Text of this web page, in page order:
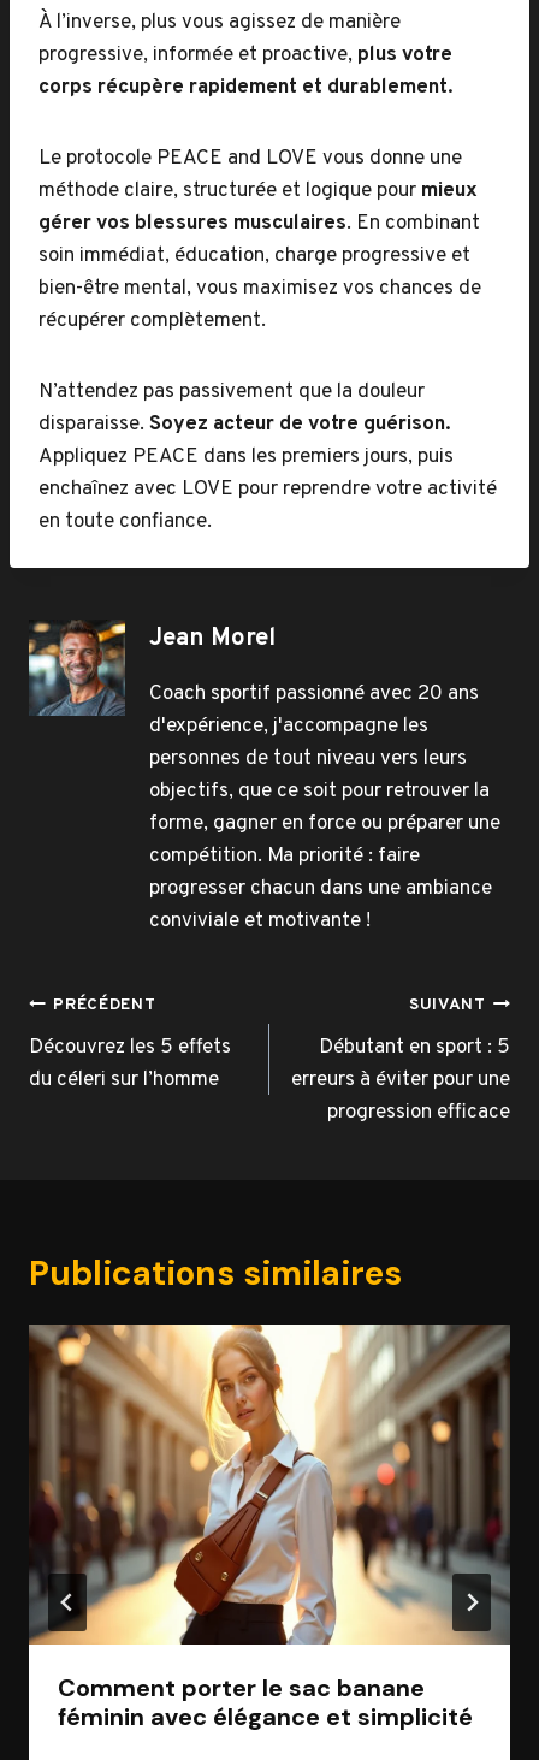
À l’inverse, plus vous agissez de manière
progressive, informée et proactive, plus votre
corps récupère rapidement et durablement.
Le protocole PEACE and LOVE vous donne une
méthode claire, structurée et logique pour mieux
gérer vos blessures musculaires. En combinant
soin immédiat, éducation, charge progressive et
bien-être mental, vous maximisez vos chances de
récupérer complètement.
N’attendez pas passivement que la douleur
disparaisse. Soyez acteur de votre guérison.
Appliquez PEACE dans les premiers jours, puis
enchaînez avec LOVE pour reprendre votre activité
en toute confiance.
Jean Morel
Coach sportif passionné avec 20 ans
d'expérience, j'accompagne les
personnes de tout niveau vers leurs
objectifs, que ce soit pour retrouver la
forme, gagner en force ou préparer une
compétition. Ma priorité : faire
progresser chacun dans une ambiance
conviviale et motivante !
Navigation
de
l’article
PRÉCÉDENT
Découvrez les 5 effets
du céleri sur l’homme
SUIVANT
Débutant en sport : 5
erreurs à éviter pour une
progression efficace
Publications similaires
Comment porter le sac banane
féminin avec élégance et simplicité